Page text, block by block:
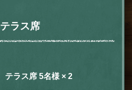
テラス席
テラス席 5名様 × 2